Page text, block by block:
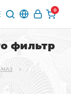
0
фильтр